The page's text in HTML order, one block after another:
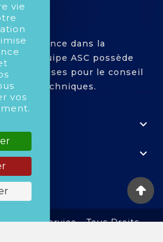
d'expérience dans la
l'équipe ASC possède
requises pour le conseil
pièces techniques.



Parts Service - Tous Droits
vie
vos